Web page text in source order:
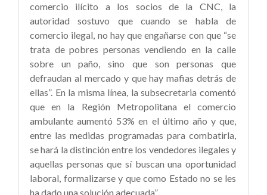
comercio ilícito a los socios de la CNC, la
autoridad sostuvo que cuando se habla de
comercio ilegal, no hay que engañarse con que “se
trata de pobres personas vendiendo en la calle
sobre un paño, sino que son personas que
defraudan al mercado y que hay mafias detrás de
ellas”. En la misma línea, la subsecretaria comentó
que en la Región Metropolitana el comercio
ambulante aumentó 53% en el último año y que,
entre las medidas programadas para combatirla,
se hará la distinción entre los vendedores ilegales y
aquellas personas que sí buscan una oportunidad
laboral, formalizarse y que como Estado no se les
ha dado una solución adecuada”.